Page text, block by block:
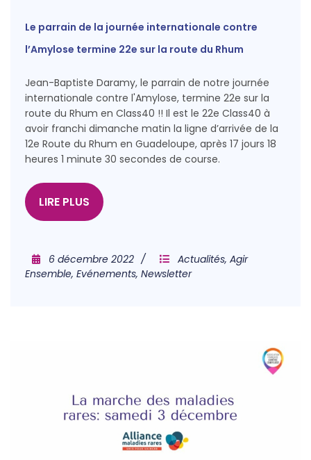
Le parrain de la journée internationale contre
l’Amylose termine 22e sur la route du Rhum
Jean-Baptiste Daramy, le parrain de notre journée
internationale contre l'Amylose, termine 22e sur la
route du Rhum en Class40 !! Il est le 22e Class40 à
avoir franchi dimanche matin la ligne d’arrivée de la
12e Route du Rhum en Guadeloupe, après 17 jours 18
heures 1 minute 30 secondes de course.
LIRE PLUS
6 décembre 2022 Actualités, Agir
Ensemble, Evénements, Newsletter